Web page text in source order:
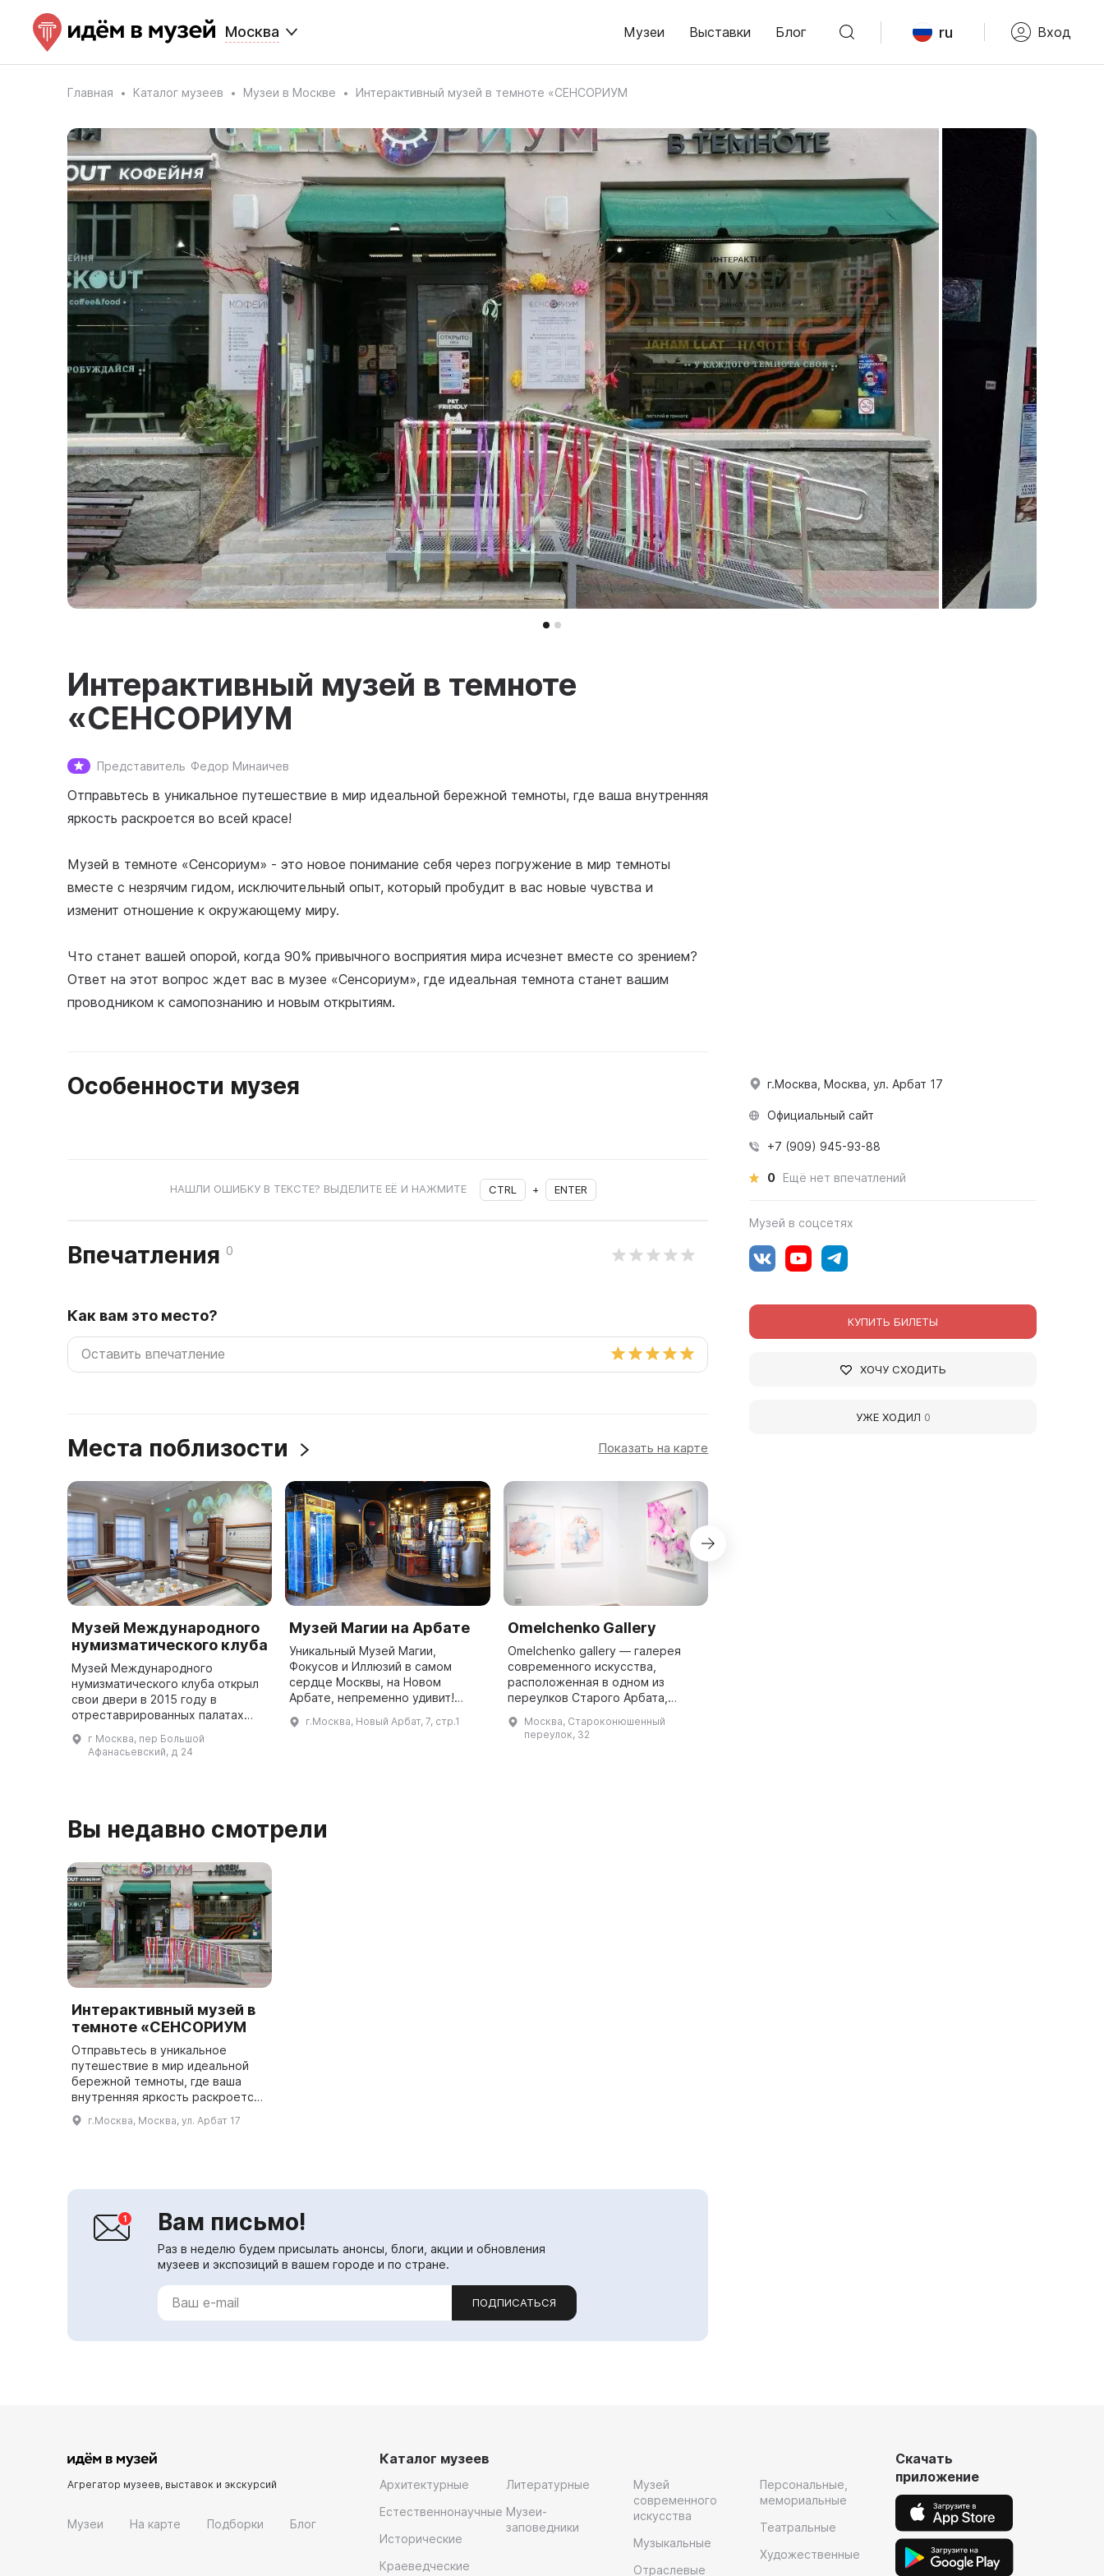
Москва Музеи Выставки Блог ru Вход
Главная Каталог музеев Музеи в Москве Интерактивный музей в темноте «СЕНСОРИУМ
Интерактивный музей в темноте
«СЕНСОРИУМ
Представитель Федор Минаичев
Отправьтесь в уникальное путешествие в мир идеальной бережной темноты, где ваша внутренняя
яркость раскроется во всей красе!
Музей в темноте «Сенсориум» - это новое понимание себя через погружение в мир темноты
вместе с незрячим гидом, исключительный опыт, который пробудит в вас новые чувства и
изменит отношение к окружающему миру.
Что станет вашей опорой, когда 90% привычного восприятия мира исчезнет вместе со зрением?
Ответ на этот вопрос ждет вас в музее «Сенсориум», где идеальная темнота станет вашим
проводником к самопознанию и новым открытиям.
Особенности музея
НАШЛИ ОШИБКУ В ТЕКСТЕ? ВЫДЕЛИТЕ ЕЁ И НАЖМИТЕ CTRL + ENTER
Впечатления 0
Как вам это место?
Места поблизости Показать на карте
Музей Международного
нумизматического клуба
Музей Международного
нумизматического клуба открыл
свои двери в 2015 году в
отреставрированных палатах
памятнике русского зодчества
XVII–XVIII веков. Экспозиция
г Москва, пер Большой
Афанасьевский, д 24
Музей Магии на Арбате
Уникальный Музей Магии,
Фокусов и Иллюзий в самом
сердце Москвы, на Новом
Арбате, непременно удивит!
1400 кв. м и три этажа магии и
г.Москва, Новый Арбат, 7, стр.1
Omelchenko Gallery
Omelchenko gallery — галерея
современного искусства,
расположенная в одном из
переулков Старого Арбата,
основана осенью 2015 года.
Деятельность галереи
Москва, Староконюшенный
переулок, 32
Вы недавно смотрели
Интерактивный музей в
темноте «СЕНСОРИУМ
Отправьтесь в уникальное
путешествие в мир идеальной
бережной темноты, где ваша
внутренняя яркость раскроется
во всей красе! Музей в темноте
«Сенсориум» - это новое
г.Москва, Москва, ул. Арбат 17
Вам письмо!
Раз в неделю будем присылать анонсы, блоги, акции и обновления
музеев и экспозиций в вашем городе и по стране.
ПОДПИСАТЬСЯ
г.Москва, Москва, ул. Арбат 17
Официальный сайт
+7 (909) 945-93-88
0 Ещё нет впечатлений
Музей в соцсетях
КУПИТЬ БИЛЕТЫ
ХОЧУ СХОДИТЬ
УЖЕ ХОДИЛ 0
Агрегатор музеев, выставок и экскурсий
Музеи На карте Подборки Блог
Каталог музеев
Архитектурные
Естественнонаучные
Исторические
Краеведческие
Литературные
Музеи-
заповедники
Музей
современного
искусства
Музыкальные
Отраслевые
Персональные,
мемориальные
Театральные
Художественные
Скачать
приложение